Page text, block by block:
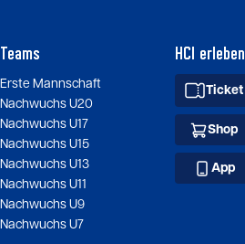
Teams
Erste Mannschaft
Nachwuchs U20
Nachwuchs U17
Nachwuchs U15
Nachwuchs U13
Nachwuchs U11
Nachwuchs U9
Nachwuchs U7
HCI erleben
Ticket
Shop
App